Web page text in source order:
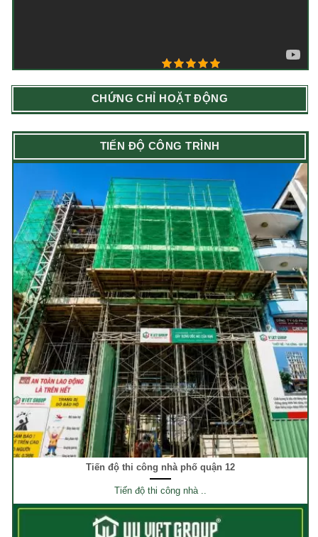
5/5 - (20 bình chọn)
CHỨNG CHỈ HOẶT ĐỘNG
TIẾN ĐỘ CÔNG TRÌNH
Tiến độ thi công nhà phố quận 12
Tiến độ thi công nhà ..